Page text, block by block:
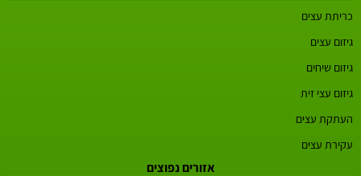
כריתת עצים
גיזום עצים
גיזום שיחים
גיזום עצי זית
העתקת עצים
עקירת עצים
אזורים נפוצים